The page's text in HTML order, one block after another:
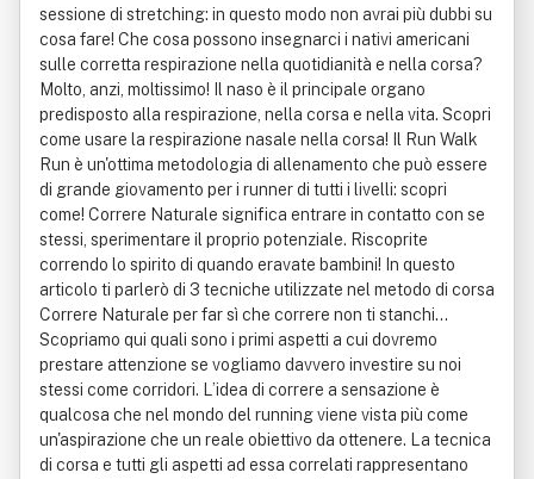
sessione di stretching: in questo modo non avrai più dubbi su
cosa fare! Che cosa possono insegnarci i nativi americani
sulle corretta respirazione nella quotidianità e nella corsa?
Molto, anzi, moltissimo! Il naso è il principale organo
predisposto alla respirazione, nella corsa e nella vita. Scopri
come usare la respirazione nasale nella corsa! Il Run Walk
Run è un'ottima metodologia di allenamento che può essere
di grande giovamento per i runner di tutti i livelli: scopri
come! Correre Naturale significa entrare in contatto con se
stessi, sperimentare il proprio potenziale. Riscoprite
correndo lo spirito di quando eravate bambini! In questo
articolo ti parlerò di 3 tecniche utilizzate nel metodo di corsa
Correre Naturale per far sì che correre non ti stanchi…
Scopriamo qui quali sono i primi aspetti a cui dovremo
prestare attenzione se vogliamo davvero investire su noi
stessi come corridori. L’idea di correre a sensazione è
qualcosa che nel mondo del running viene vista più come
un'aspirazione che un reale obiettivo da ottenere. La tecnica
di corsa e tutti gli aspetti ad essa correlati rappresentano